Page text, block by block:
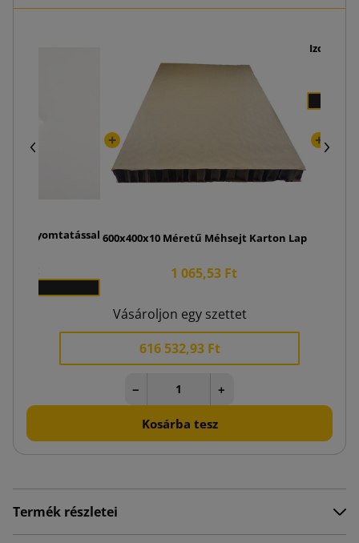
nyomtatással
Ft
600x400x10 Méretű Méhsejt Karton Lap
1 065,53 Ft
Vásároljon egy szettet
616 532,93 Ft
− +
Kosárba tesz
Termék részletei